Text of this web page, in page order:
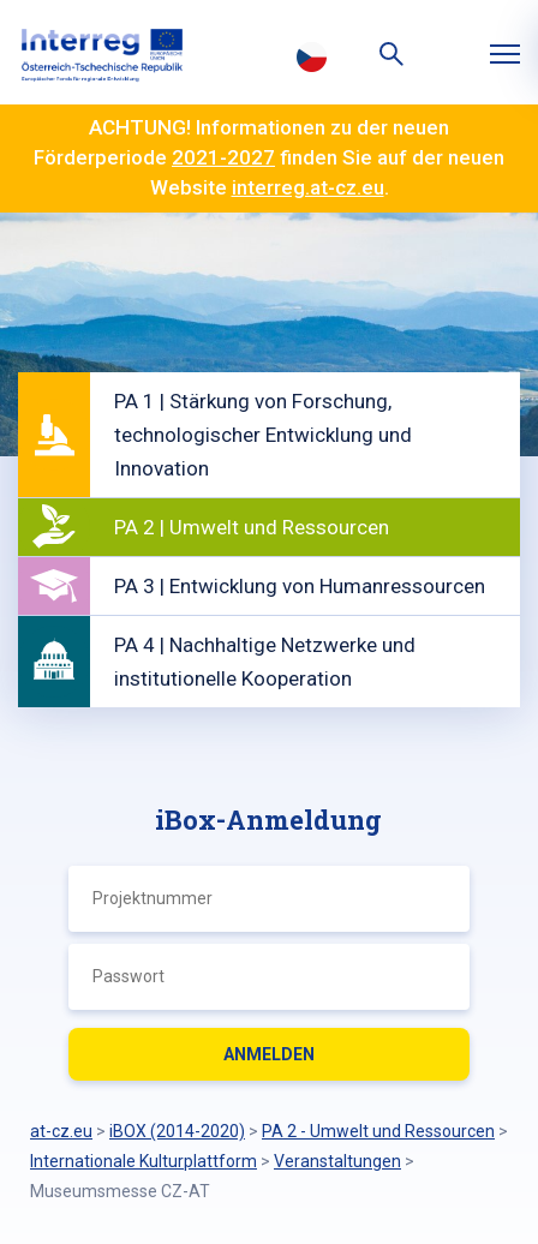
ACHTUNG! Informationen zu der neuen
Förderperiode 2021-2027 finden Sie auf der neuen
Website interreg.at-cz.eu.
PA 1 | Stärkung von Forschung,
technologischer Entwicklung und
Innovation
PA 2 | Umwelt und Ressourcen
PA 3 | Entwicklung von Humanressourcen
PA 4 | Nachhaltige Netzwerke und
institutionelle Kooperation
iBox-Anmeldung
at-cz.eu > iBOX (2014-2020) > PA 2 - Umwelt und Ressourcen >
Internationale Kulturplattform > Veranstaltungen >
Museumsmesse CZ-AT